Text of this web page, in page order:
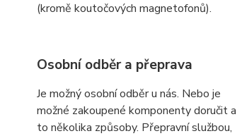
(kromě koutočových magnetofonů).
Osobní odběr a přeprava
Je možný osobní odběr u nás. Nebo je
možné zakoupené komponenty doručit a
to několika způsoby. Přepravní službou,